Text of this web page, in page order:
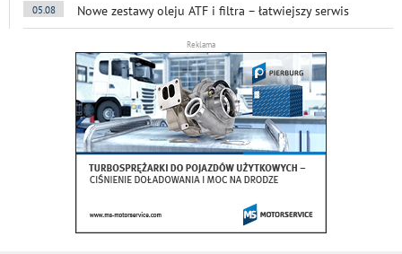
05.08 Nowe zestawy oleju ATF i filtra – łatwiejszy serwis
Reklama